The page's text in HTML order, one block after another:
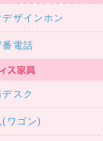
デザインホン
番電話
スク
(ワゴン)